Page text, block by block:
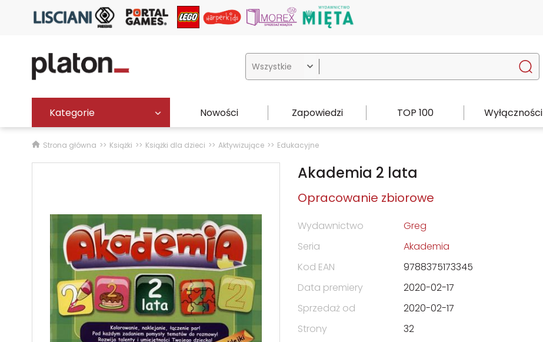

Kategorie Nowości Zapowiedzi TOP 100 Wyłączności
Strona główna Książki Książki dla dzieci Aktywizujące Edukacyjne
Akademia 2 lata
Opracowanie zbiorowe
Wydawnictwo
Greg
Seria
Akademia
Kod EAN
9788375173345
Data premiery
2020-02-17
Sprzedaż od
2020-02-17
Strony
32